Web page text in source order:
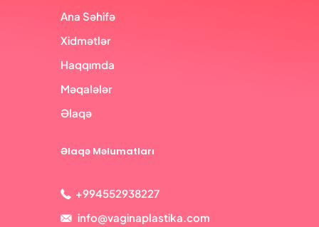
Ana Səhifə
Xidmətlər
Haqqımda
Məqalələr
Əlaqə
Əlaqə Məlumatları
+994552938227
info@vaginaplastika.com